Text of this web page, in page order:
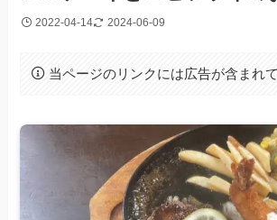
2022-04-14 2024-06-09
当ページのリンクには広告が含まれて